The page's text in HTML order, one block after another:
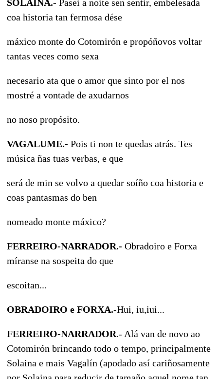
SOLAINA.- Pasei a noite sen sentir, embelesada
coa historia tan fermosa dése
máxico monte do Cotomirón e propóñovos voltar
tantas veces como sexa
necesario ata que o amor que sinto por el nos
mostré a vontade de axudarnos
no noso propósito.
VAGALUME.- Pois ti non te quedas atrás. Tes
música ñas tuas verbas, e que
será de min se volvo a quedar soíño coa historia e
coas pantasmas do ben
nomeado monte máxico?
FERREIRO-NARRADOR.- Obradoiro e Forxa
míranse na sospeita do que
escoitan...
OBRADOIRO e FORXA.-Hui, iu,iui...
FERREIRO-NARRADOR.- Alá van de novo ao
Cotomirón brincando todo o tempo, principalmente
Solaina e mais Vagalín (apodado así cariñosamente